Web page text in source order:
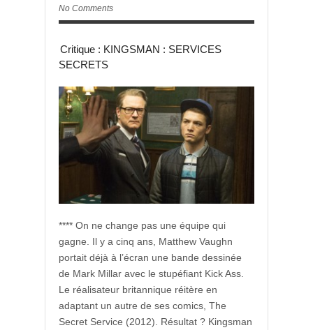
No Comments
Critique : KINGSMAN : SERVICES
SECRETS
**** On ne change pas une équipe qui
gagne. Il y a cinq ans, Matthew Vaughn
portait déjà à l’écran une bande dessinée
de Mark Millar avec le stupéfiant Kick Ass.
Le réalisateur britannique réitère en
adaptant un autre de ses comics, The
Secret Service (2012). Résultat ? Kingsman